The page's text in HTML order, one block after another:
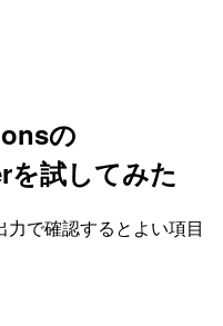
の
試してみた
で確認するとよい項目